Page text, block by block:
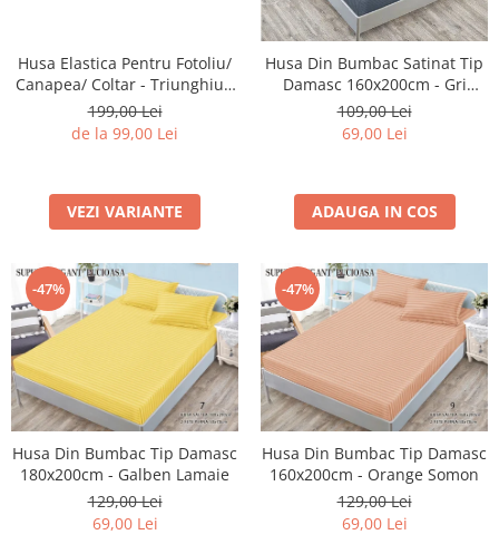
Husa Elastica Pentru Fotoliu/
Canapea/ Coltar - Triunghiuri
Colorate
199,00 Lei
de la 99,00 Lei
VEZI VARIANTE
Husa Din Bumbac Satinat Tip
Damasc 160x200cm - Gri
Cenusiu
109,00 Lei
69,00 Lei
ADAUGA IN COS
-47%
Husa Din Bumbac Tip Damasc
180x200cm - Galben Lamaie
129,00 Lei
69,00 Lei
-47%
Husa Din Bumbac Tip Damasc
160x200cm - Orange Somon
129,00 Lei
69,00 Lei